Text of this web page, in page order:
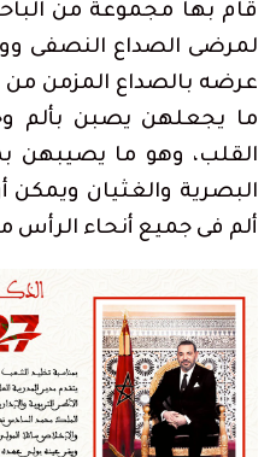
قام بها مجموعة من
لمرضى الصداع النصفى
ما يجعلهن يصبن بألم
القلب، وهو ما يصيبهن
البصرية والغثيان
ألم فى جميع أنحاء